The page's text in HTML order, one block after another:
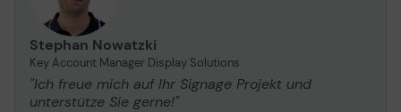
Stephan Nowatzki
Key Account Manager Display Solutions
"Ich freue mich auf Ihr Signage Projekt und
unterstütze Sie gerne!"